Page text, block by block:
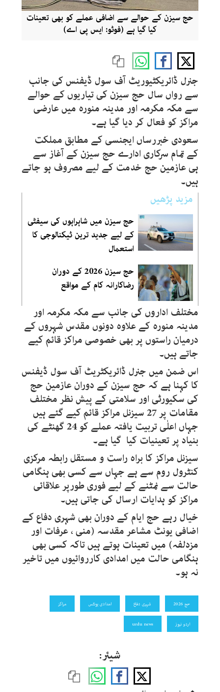
حج سیزن کے حوالے سے اضافی عملے کو بھی تعینات
کیا گیا ہے (فوٹو: ایس پی اے)
جنرل ڈائریکٹیوریٹ آف سول ڈیفنس کی جانب
سے رواں سال حج سیزن کی تیاریوں کے حوالے
سے مکہ مکرمہ اور مدینہ منورہ میں عارضی
مراکز کو فعال کر دیا گیا ہے۔
سعودی خبررساں ایجنسی کے مطابق مملکت
کے تمام سرکاری ادارے حج سیزن کے آغاز سے
ہی عازمین حج خدمت کے لیے مصروف ہو جاتے
ہیں۔
مزید پڑھیں
حج سیزن میں شاہراہوں کی سیفٹی
کے لیے جدید ترین ٹیکنالوجی کا
استعمال
حج سیزن 2026 کے دوران
رضاکارانہ کام کے مواقع
مختلف اداروں کی جانب سے مکہ مکرمہ اور
مدینہ منورہ کے علاوہ دونوں مقدس شہروں کے
درمیان راستوں پر بھی خصوصی مراکز قائم کیے
جاتے ہیں۔
اس ضمن میں جنرل ڈائریکٹریٹ آف سول ڈیفنس
کا کہنا ہے کہ حج سیزن کے دوران عازمین حج
کی سکیورٹی اور سلامتی کے پیش نظر مختلف
مقامات پر 27 سیزنل مراکز قائم کیے گئے ہیں
جہاں اعلٰی تربیت یافتہ عملے کو 24 گھنٹے کی
بنیاد پر تعینیات کیا گیا ہے۔
سیزنل مراکز کا براہ راست و مستقل رابطہ مرکزی
کنٹرول روم سے ہے جہاں سے کسی بھی ہنگامی
حالت سے نمٹنے کے لیے فوری طورپر علاقائی
مراکز کو ہدایات ارسال کی جاتی ہیں۔
خیال رہے حج ایام کے دوران بھی شہری دفاع کے
اضافی یونٹ مشاعر مقدسہ (منی ، عرفات اور
مزدلفہ) میں تعینات ہوتے ہیں تاکہ کسی بھی
ہنگامی حالت میں امدادی کارروائیوں میں تاخیر
نہ ہو۔
حج 2026 شہری دفاع امدادی یونٹس مراکز
اردو نیوز urdu news
شیئر: